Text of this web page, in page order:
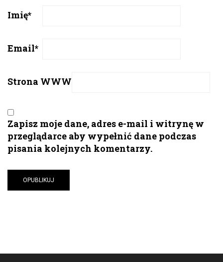
Imię*
Email*
Strona WWW
Zapisz moje dane, adres e-mail i witrynę w
przeglądarce aby wypełnić dane podczas
pisania kolejnych komentarzy.